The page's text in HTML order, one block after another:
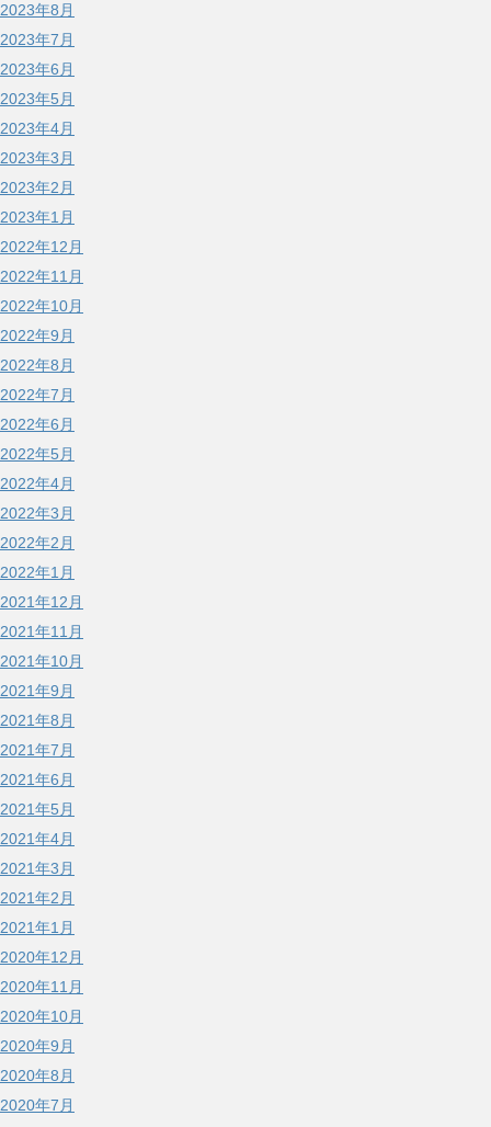
2023年8月
2023年7月
2023年6月
2023年5月
2023年4月
2023年3月
2023年2月
2023年1月
2022年12月
2022年11月
2022年10月
2022年9月
2022年8月
2022年7月
2022年6月
2022年5月
2022年4月
2022年3月
2022年2月
2022年1月
2021年12月
2021年11月
2021年10月
2021年9月
2021年8月
2021年7月
2021年6月
2021年5月
2021年4月
2021年3月
2021年2月
2021年1月
2020年12月
2020年11月
2020年10月
2020年9月
2020年8月
2020年7月